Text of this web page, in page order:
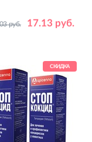
17.13 руб.
руб.
СКИДКА